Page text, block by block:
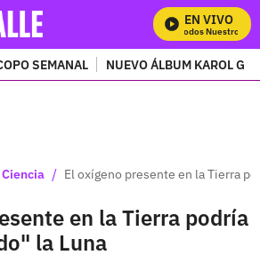
EN VIVO
Mira Todos Nuestros
SEMANAL NUEVO ÁLBUM KAROL G
Ciencia / El oxígeno presente en la Tierra
en la Tierra podría
la Luna